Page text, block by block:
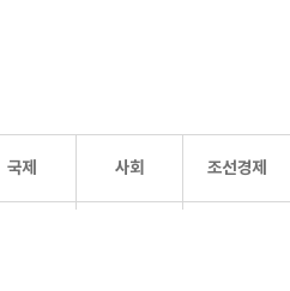
국제 사회 조선경제